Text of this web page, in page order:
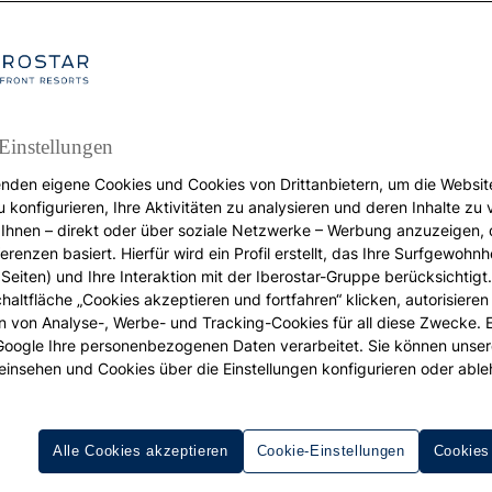
REISEZIELE
Weekend trip
See-Orte in NYC
das Wochenende
der größten Metropolen der Welt, bietet eine unendliche
eigene Cookies und Cookies von Drittanbietern, um die
konfigurieren, Ihre Aktivitäten zu analysieren und deren Inhalte zu
– direkt oder über soziale Netzwerke – Werbung anzuzeigen,
basiert. Hierfür wird ein Profil erstellt, das Ihre
und Ihre Interaktion mit der Iberostar-Gruppe berücksichtigt.
„Cookies akzeptieren und fortfahren“ klicken, autorisieren
von Analyse-, Werbe- und Tracking-Cookies für all diese Zwecke.
Ihre personenbezogenen Daten verarbeitet. Sie können
und Cookies über die Einstellungen konfigurieren oder
Cookie-Einstellungen
Alle Cookies akzeptieren